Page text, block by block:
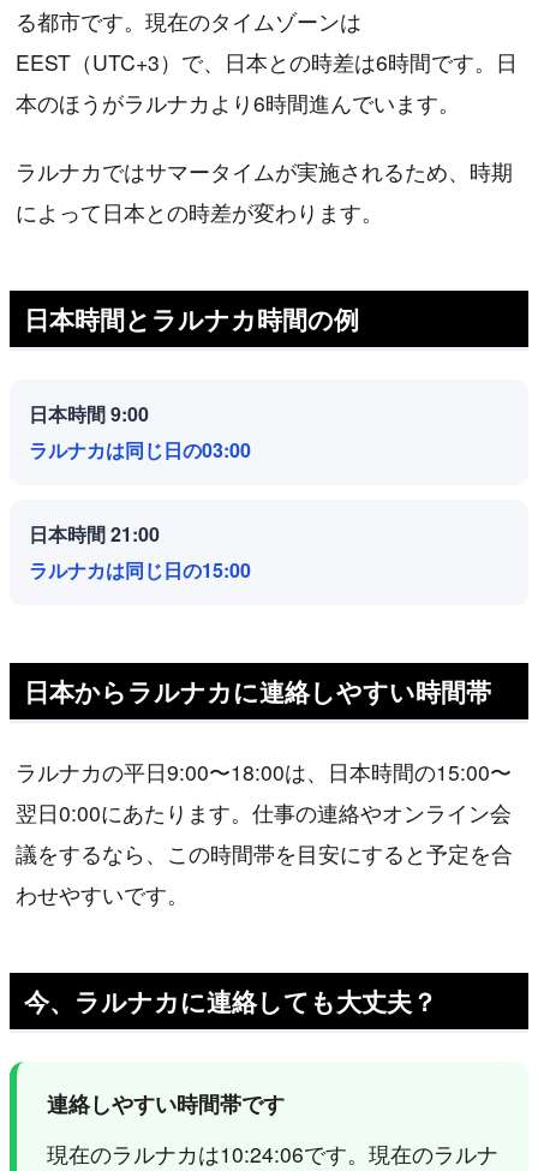
る都市です。現在のタイムゾーンは
EEST（UTC+3）で、日本との時差は6時間です。日
本のほうがラルナカより6時間進んでいます。
ラルナカではサマータイムが実施されるため、時期
によって日本との時差が変わります。
日本時間とラルナカ時間の例
日本時間 9:00
ラルナカは同じ日の03:00
日本時間 21:00
ラルナカは同じ日の15:00
日本からラルナカに連絡しやすい時間帯
ラルナカの平日9:00〜18:00は、日本時間の15:00〜
翌日0:00にあたります。仕事の連絡やオンライン会
議をするなら、この時間帯を目安にすると予定を合
わせやすいです。
今、ラルナカに連絡しても大丈夫？
連絡しやすい時間帯です
現在のラルナカは10:24:06です。現在のラルナ